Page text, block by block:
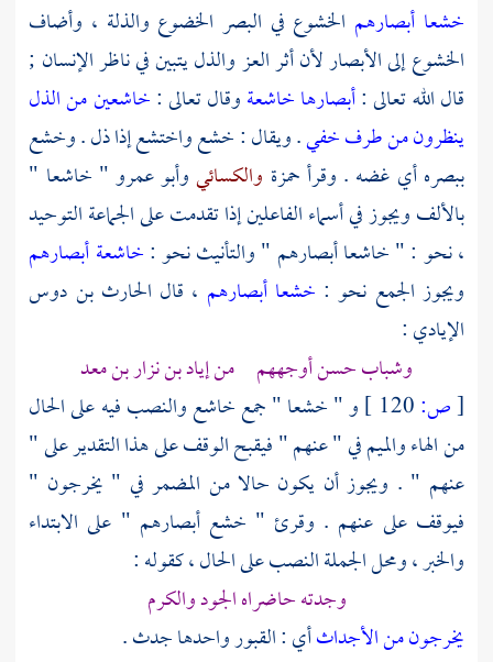
خشعا أبصارهم الخشوع في البصر الخضوع والذلة ، وأضاف
الخشوع إلى الأبصار لأن أثر العز والذل يتبين في ناظر الإنسان ;
قال الله تعالى :أبصارها خاشعةوقال تعالى :خاشعين من الذل
ينظرون من طرف خفي. ويقال : خشع واختشع إذا ذل . وخشع
ببصره أي غضه . وقرأحمزة والكسائيوأبو عمرو" خاشعا "
بالألف ويجوز في أسماء الفاعلين إذا تقدمت على الجماعة التوحيد
، نحو : " خاشعا أبصارهم " والتأنيث نحو :خاشعة أبصارهم
ويجوز الجمع نحو : خشعا أبصارهم ، قال الحارث بن دوس
الإيادي:
وشباب حسن أوجههم من إياد بن نزار بن معد
[ص:
و " خشعا " جمع خاشع والنصب فيه على الحال
من الهاء والميم في " عنهم " فيقبح الوقف على هذا التقدير على "
عنهم " . ويجوز أن يكون حالا من المضمر في " يخرجون "
فيوقف على عنهم . وقرئ " خشع أبصارهم " على الابتداء
والخبر ، ومحل الجملة النصب على الحال ، كقوله :
وجدته حاضراه الجود والكرم
يخرجون من الأجداثأي : القبور واحدها جدث .